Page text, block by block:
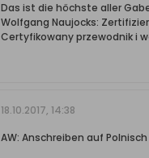
Das ist die höchste aller
Wolfgang Naujocks:
Certyfikowany przewodnik i
18.10.2017, 14:38
AW: Anschreiben auf